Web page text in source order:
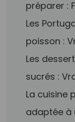
préparer :
Les
poisson :
Les
sucrés :
La cuisine
adaptée à